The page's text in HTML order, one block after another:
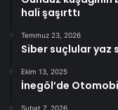
hali şaşırttı
Temmuz 23, 2026
Siber suçlular yaz
Ekim 13, 2025
İnegöl’de
Şubat 7, 2026